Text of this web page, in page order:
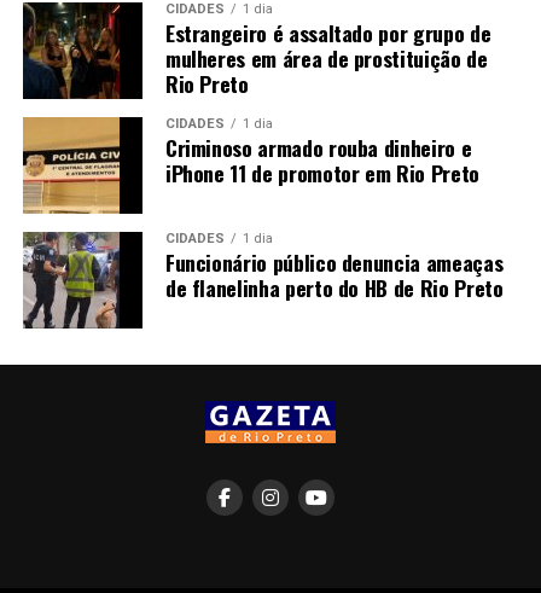
CIDADES 1 dia
Estrangeiro é assaltado por grupo de
mulheres em área de prostituição de
Rio Preto
CIDADES 1 dia
Criminoso armado rouba dinheiro e
iPhone 11 de promotor em Rio Preto
CIDADES 1 dia
Funcionário público denuncia ameaças
de flanelinha perto do HB de Rio Preto